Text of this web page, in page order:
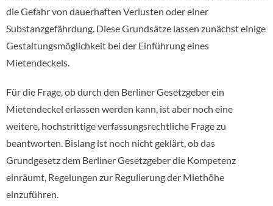
die Gefahr von dauerhaften Verlusten oder einer
Substanzgefährdung. Diese Grundsätze lassen zunächst einige
Gestaltungsmöglichkeit bei der Einführung eines
Mietendeckels.
Für die Frage, ob durch den Berliner Gesetzgeber ein
Mietendeckel erlassen werden kann, ist aber noch eine
weitere, hochstrittige verfassungsrechtliche Frage zu
beantworten. Bislang ist noch nicht geklärt, ob das
Grundgesetz dem Berliner Gesetzgeber die Kompetenz
einräumt, Regelungen zur Regulierung der Miethöhe
einzuführen.